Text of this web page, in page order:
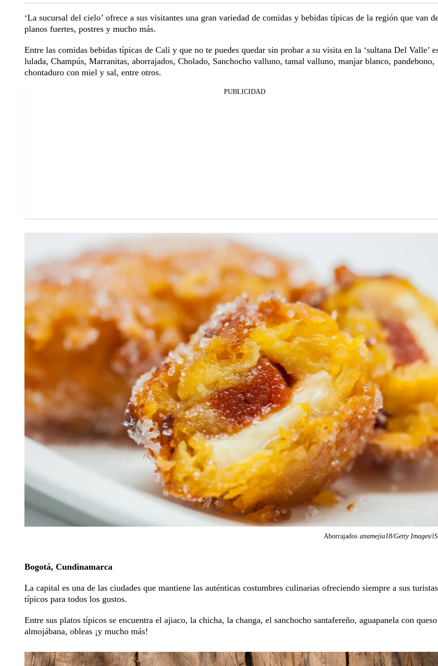
‘La sucursal del cielo’ ofrece a sus visitantes una gran variedad de comidas y bebidas típicas de la región que van
planos fuertes, postres y mucho más.
Entre las comidas bebidas típicas de Cali y que no te puedes quedar sin probar a su visita en la ‘sultana Del Valle’
lulada, Champús, Marranitas, aborrajados, Cholado, Sanchocho valluno, tamal valluno, manjar blanco, pandebono,
chontaduro con miel y sal, entre otros.
PUBLICIDAD
Aborrajados anamejia18/Getty Images/
Bogotá, Cundinamarca
La capital es una de las ciudades que mantiene las auténticas costumbres culinarias ofreciendo siempre a sus
típicos para todos los gustos.
Entre sus platos típicos se encuentra el ajiaco, la chicha, la changa, el sanchocho santafereño, aguapanela con
almojábana, obleas ¡y mucho más!